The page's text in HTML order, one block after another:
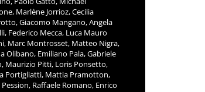
Marlène Jorrioz, Cecilia
Giacomo Mangano, Angela
Federico Mecca, Luca Mauro
Marc Montrosset, Matteo Nigra,
Olibano, Emiliano Pala, Gabriele
Maurizio Pitti, Loris Ponsetto,
Portigliatti, Mattia Pramotton,
Pession, Raffaele Romano, Enrico